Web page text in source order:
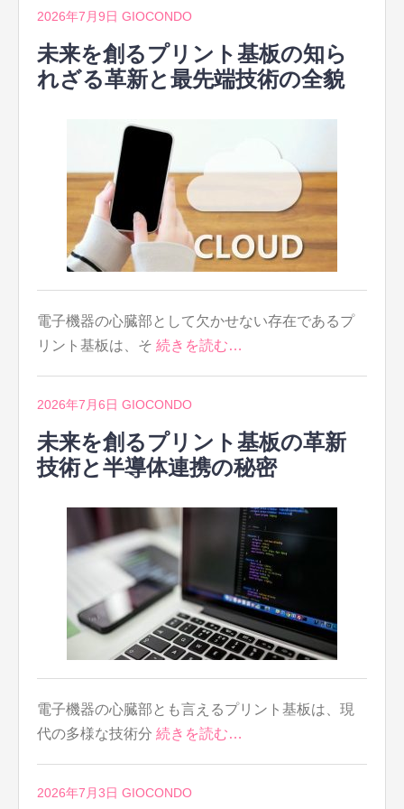
2026年7月9日 GIOCONDO
未来を創るプリント基板の知ら
れざる革新と最先端技術の全貌
電子機器の心臓部として欠かせない存在であるプ
リント基板は、そ 続きを読む…
2026年7月6日 GIOCONDO
未来を創るプリント基板の革新
技術と半導体連携の秘密
電子機器の心臓部とも言えるプリント基板は、現
代の多様な技術分 続きを読む…
2026年7月3日 GIOCONDO